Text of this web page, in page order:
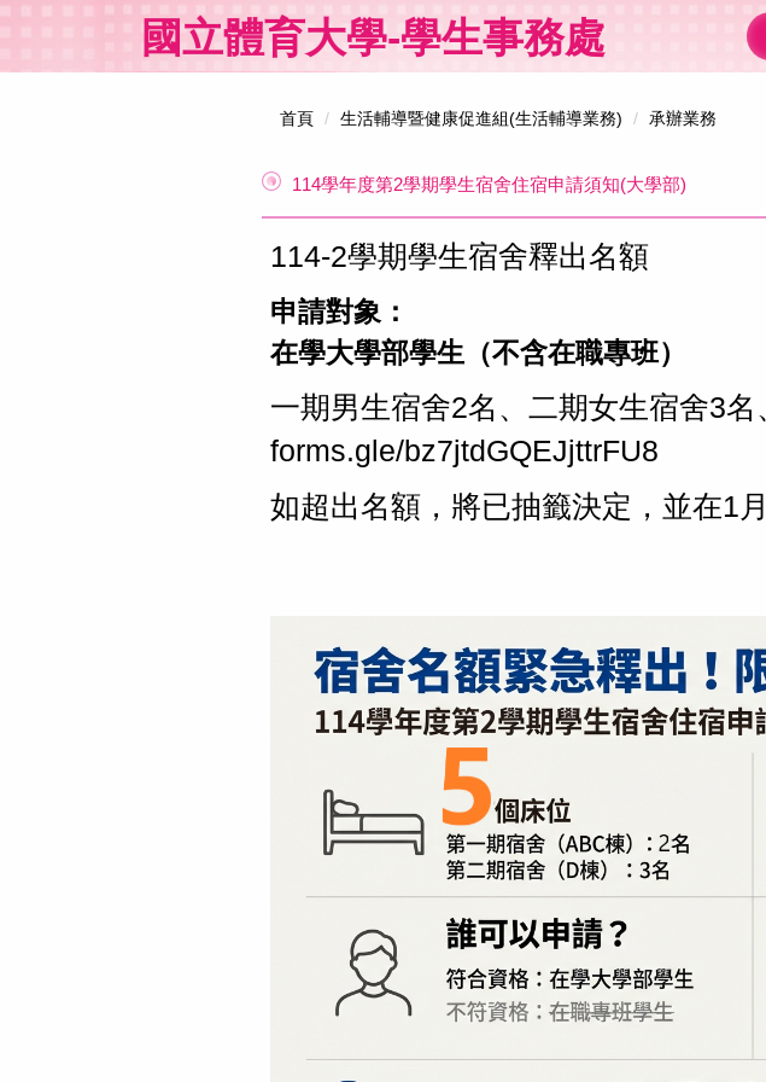
國立體育大學-學生事務處
首頁 生活輔導暨健康促進組(生活輔導業務) 承辦業務
114學年度第2學期學生宿舍住宿申請須知(大學部)
114-2學期學生宿舍釋出名額
申請對象：
在學大學部學生（不含在職專班）
一期男生宿舍2名、 二期女生宿舍3
forms.gle/bz7jtdGQEJjttrFU8
如超出名額，將已抽籤決定，並在1